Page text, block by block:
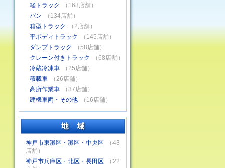
軽トラック
（163店舗）
バン
（134店舗）
箱型トラック
（2店舗）
平ボディトラック
（145店舗）
ダンプトラック
（58店舗）
クレーン付きトラック
（68店舗）
冷蔵冷凍車
（25店舗）
積載車
（26店舗）
高所作業車
（37店舗）
建機車両・その他
（16店舗）
神戸市東灘区・灘区・中央区
（43
店舗）
神戸市兵庫区・北区・長田区
（22